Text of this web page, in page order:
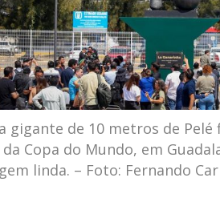
gigante de 10 metros de
Copa do Mundo, em
linda. – Foto: Fernando